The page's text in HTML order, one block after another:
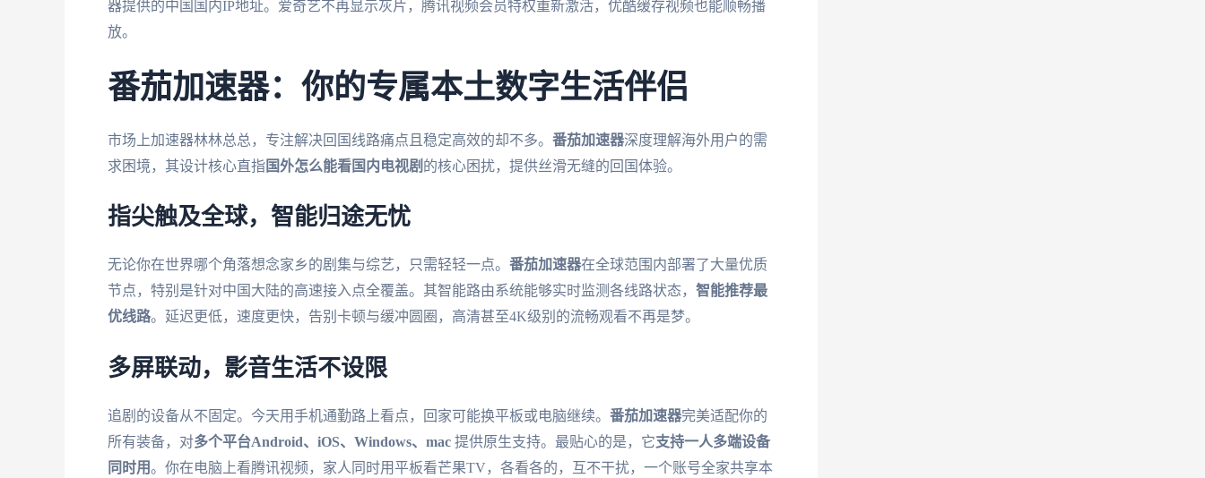
器提供的中国国内IP地址。爱奇艺不再显示灰片，腾讯视频会员特权重新激活，优酷缓存视频也能顺畅播
放。
番茄加速器：你的专属本土数字生活伴侣
市场上加速器林林总总，专注解决回国线路痛点且稳定高效的却不多。 番茄加速器深度理解海外用户的需
求困境，其设计核心直指国外怎么能看国内电视剧 的核心困扰，提供丝滑无缝的回国体验。
指尖触及全球，智能归途无忧
无论你在世界哪个角落想念家乡的剧集与综艺，只需轻轻一点。 番茄加速器在全球范围内部署了大量优质
节点，特别是针对中国大陆的高速接入点全覆盖。其智能路由系统能够实时监测各线路状态， 智能推荐最
优线路。延迟更低，速度更快，告别卡顿与缓冲圆圈，高清甚至4K级别的流畅观看不再是梦。
多屏联动，影音生活不设限
追剧的设备从不固定。今天用手机通勤路上看点，回家可能换平板或电脑继续。 番茄加速器完美适配你的
所有装备，对多个平台Android、iOS、Windows、mac 提供原生支持。最贴心的是，它支持一人多端设备
同时用。你在电脑上看腾讯视频，家人同时用平板看芒果TV，各看各的，互不干扰，一个账号全家共享本